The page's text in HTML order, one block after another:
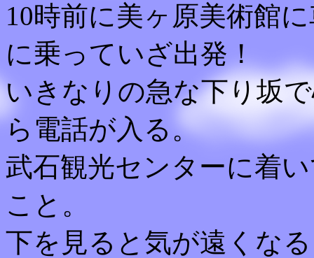
10時前に美ヶ原美術館
に乗っていざ出発！
いきなりの急な下り坂
ら電話が入る。
武石観光センターに着
こと。
下を見ると気が遠くな